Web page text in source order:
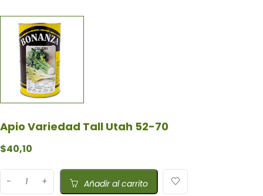
Apio Variedad Tall Utah 52-70
$40,10
Añadir al carrito